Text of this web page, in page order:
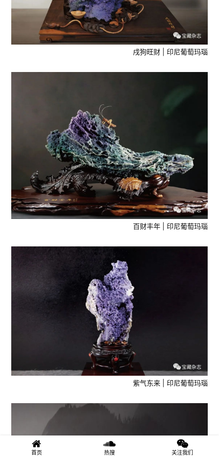
戌狗旺财 | 印尼葡萄玛瑙
百财丰年 | 印尼葡萄玛瑙
紫气东来 | 印尼葡萄玛瑙
首页 热搜 关注我们